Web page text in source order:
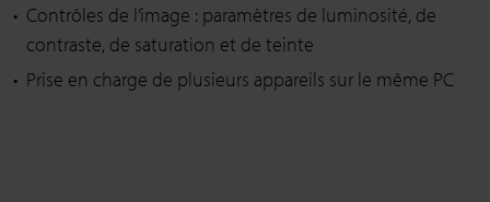
Contrôles de l’image : paramètres de luminosité, de
contraste, de saturation et de teinte
Prise en charge de plusieurs appareils sur le même PC